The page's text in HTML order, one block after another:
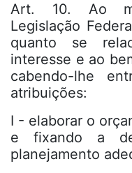
Art. 10. Ao
Legislação
quanto se
interesse e ao
cabendo-lhe
atribuições:
I - elaborar o
e fixando a
planejamento